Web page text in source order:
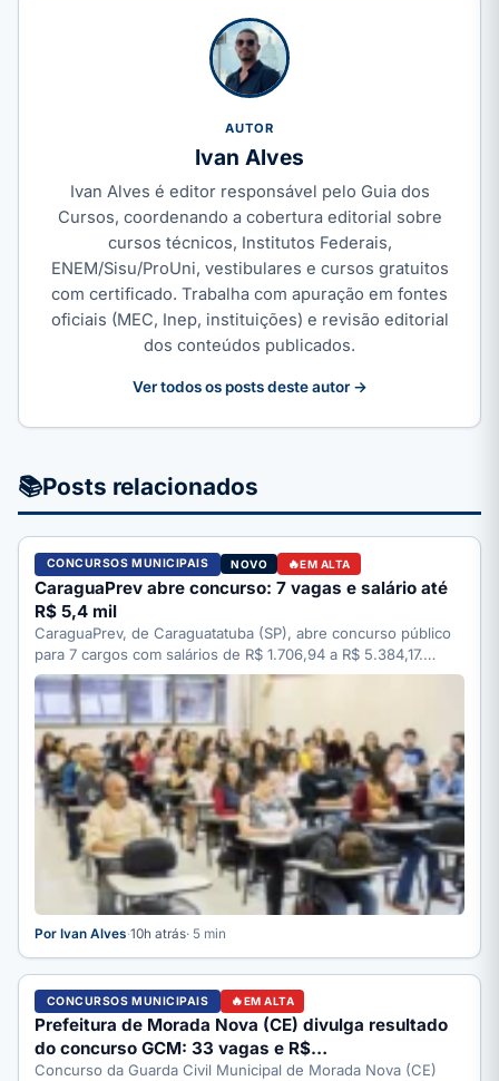
AUTOR
Ivan Alves
Ivan Alves é editor responsável pelo Guia dos
Cursos, coordenando a cobertura editorial sobre
cursos técnicos, Institutos Federais,
ENEM/Sisu/ProUni, vestibulares e cursos gratuitos
com certificado. Trabalha com apuração em fontes
oficiais (MEC, Inep, instituições) e revisão editorial
dos conteúdos publicados.
Ver todos os posts deste autor →
📚Posts relacionados
CONCURSOS MUNICIPAIS NOVO EM ALTA
CaraguaPrev abre concurso: 7 vagas e salário até
R$ 5,4 mil
CaraguaPrev, de Caraguatatuba (SP), abre concurso público
para 7 cargos com salários de R$ 1.706,94 a R$ 5.384,17.…
Por Ivan Alves·10h atrás· 5 min
CONCURSOS MUNICIPAIS EM ALTA
Prefeitura de Morada Nova (CE) divulga resultado
do concurso GCM: 33 vagas e R$…
Concurso da Guarda Civil Municipal de Morada Nova (CE)